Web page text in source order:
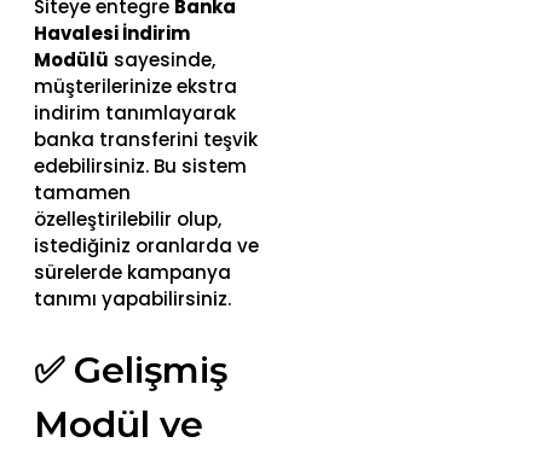
Siteye entegre Banka
Havalesi İndirim
Modülü sayesinde,
müşterilerinize ekstra
indirim tanımlayarak
banka transferini teşvik
edebilirsiniz. Bu sistem
tamamen
özelleştirilebilir olup,
istediğiniz oranlarda ve
sürelerde kampanya
tanımı yapabilirsiniz.
✅ Gelişmiş
Modül ve